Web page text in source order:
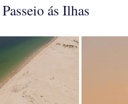
Passeio ás Ilhas